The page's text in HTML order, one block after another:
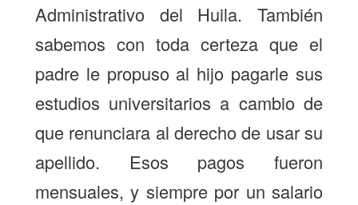
Administrativo del Huila. También
sabemos con toda certeza que el
padre le propuso al hijo pagarle sus
estudios universitarios a cambio de
que renunciara al derecho de usar su
apellido. Esos pagos fueron
mensuales, y siempre por un salario